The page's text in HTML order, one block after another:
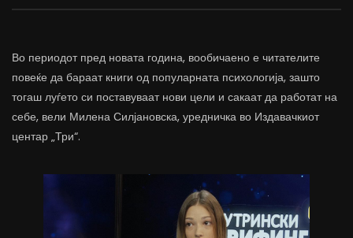
Во периодот пред новата година, вообичаено е читателите
повеќе да бараат книги од популарната психологија, зашто
тогаш луѓето си поставуваат нови цели и сакаат да работат на
себе, вели Милена Силјановска, уредничка во Издавачкиот
центар „Три“.